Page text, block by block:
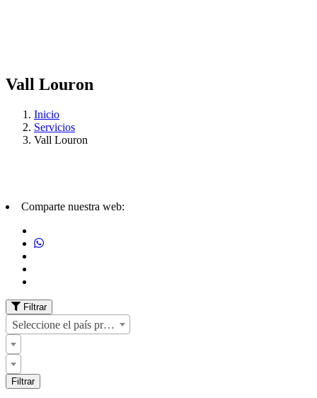
Vall Louron
Inicio
Servicios
Vall Louron
Comparte nuestra web:
Filtrar
Seleccione el país primero